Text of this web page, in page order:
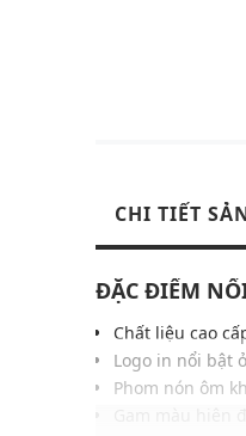
CHI TIẾT
ĐẶC ĐIỂM
Chất liệu cao
Logo in nổi bật
Phom nón ôm